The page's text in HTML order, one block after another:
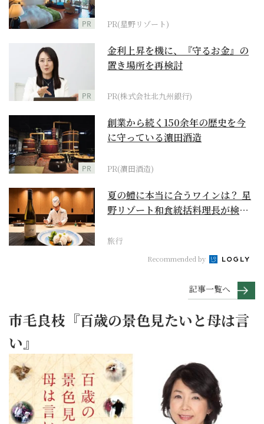
PR PR(星野リゾート)
PR
金利上昇を機に、『守るお金』の
置き場所を再検討
PR(株式会社北九州銀行)
PR
創業から続く150余年の歴史を今
に守っている濵田酒造
PR(濵田酒造)
夏の鱧に本当に合うワインは？ 星
野リゾート和食統括料理長が検証
旅行
Recommended by
記事一覧へ
市毛良枝『百歳の景色見たいと母は言
い』